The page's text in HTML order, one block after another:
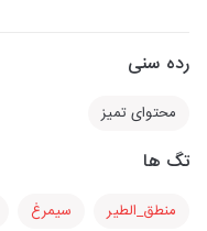
رده سنی
محتوای تمیز
تگ ها
منطق_الطیر سیمرغ